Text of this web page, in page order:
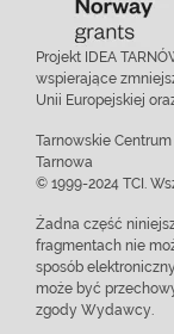
Projekt IDEA
wspierające
Unii Europejskiej
Tarnowskie
Tarnowa
© 1999-2024 TCI.
Żadna część
fragmentach nie
sposób
może być
zgody Wydawcy.